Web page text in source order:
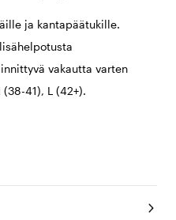
ja kantapäätukille.
vakautta varten
41), L (42+).